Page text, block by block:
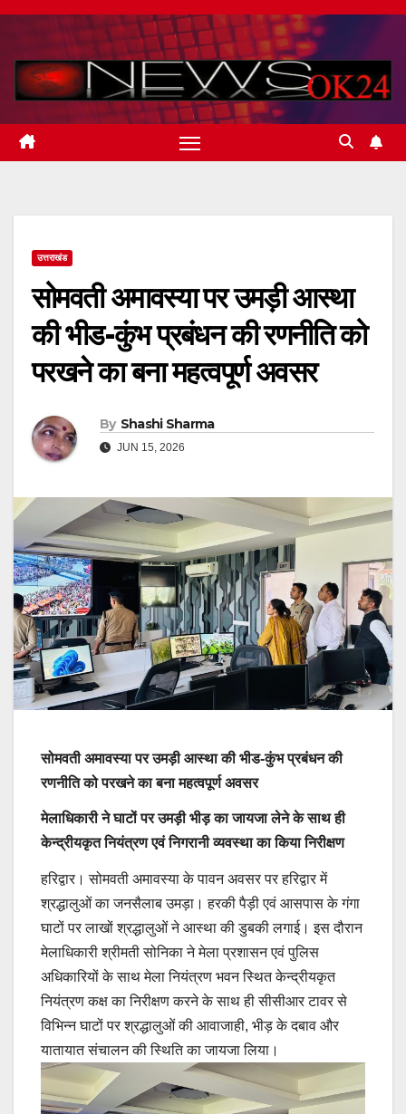
Skip
content
उत्तराखंड
सोमवती अमावस्या पर उमड़ी आस्था
की भीड-कुंभ प्रबंधन की रणनीति को
परखने का बना महत्वपूर्ण अवसर
By Shashi Sharma
JUN 15, 2026
सोमवती अमावस्या पर उमड़ी आस्था की भीड-कुंभ प्रबंधन की
रणनीति को परखने का बना महत्वपूर्ण अवसर
मेलाधिकारी ने घाटों पर उमड़ी भीड़ का जायजा लेने के साथ ही
केन्द्रीयकृत नियंत्रण एवं निगरानी व्यवस्था का किया निरीक्षण
हरिद्वार। सोमवती अमावस्या के पावन अवसर पर हरिद्वार में
श्रद्धालुओं का जनसैलाब उमड़ा। हरकी पैड़ी एवं आसपास के गंगा
घाटों पर लाखों श्रद्धालुओं ने आस्था की डुबकी लगाई। इस दौरान
मेलाधिकारी श्रीमती सोनिका ने मेला प्रशासन एवं पुलिस
अधिकारियों के साथ मेला नियंत्रण भवन स्थित केन्द्रीयकृत
नियंत्रण कक्ष का निरीक्षण करने के साथ ही सीसीआर टावर से
विभिन्न घाटों पर श्रद्धालुओं की आवाजाही, भीड़ के दबाव और
यातायात संचालन की स्थिति का जायजा लिया।